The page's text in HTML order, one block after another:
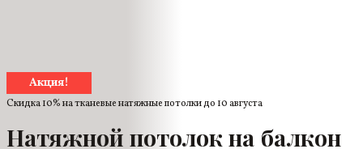
Акция!
Скидка 10% на тканевые натяжные потолки до 10 августа
Натяжной потолок на балкон